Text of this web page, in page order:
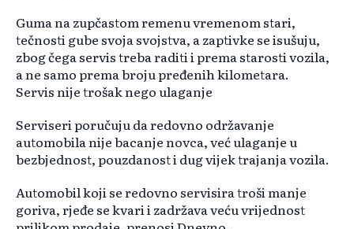
Guma na zupčastom remenu vremenom stari,
tečnosti gube svoja svojstva, a zaptivke se isušuju,
zbog čega servis treba raditi i prema starosti vozila,
a ne samo prema broju pređenih kilometara.
Servis nije trošak nego ulaganje
Serviseri poručuju da redovno održavanje
automobila nije bacanje novca, već ulaganje u
bezbjednost, pouzdanost i dug vijek trajanja vozila.
Automobil koji se redovno servisira troši manje
goriva, rjeđe se kvari i zadržava veću vrijednost